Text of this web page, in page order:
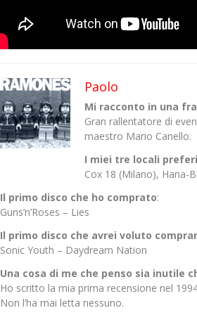
Paolo
Mi racconto in una
Gran rallentatore di
maestro Mario Canello.
I miei tre locali
Cox 18 (Milano), Hana-
Il primo disco che ho comprato:
Guns’n’Roses – Lies
Il primo disco che avrei voluto
Sonic Youth – Daydream Nation
Una cosa di me che penso sia inutile
Ho scritto la mia prima recensione nel
Non l’ha mai letta nessuno.